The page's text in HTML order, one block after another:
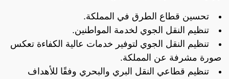
تحسين قطاع الطرق في المملكة.
تنظيم النقل الجوي لخدمة المواطنين.
تنظيم النقل الجوي لتوفير خدمات عالية الكفاءة تعكس
صورة مشرفة عن المملكة.
تنظيم قطاعي النقل البري والبحري وفقًا للأهداف